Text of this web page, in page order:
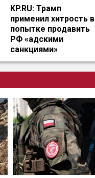
KP.RU: Трамп
применил хитрость в
попытке продавить
РФ «адскими
санкциями»